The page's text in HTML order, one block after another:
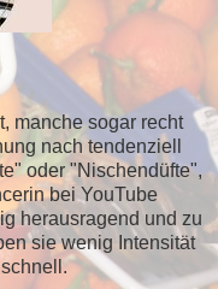
manche sogar recht
nach tendenziell
oder "Nischendüfte",
bei YouTube
herausragend und zu
sie wenig Intensität